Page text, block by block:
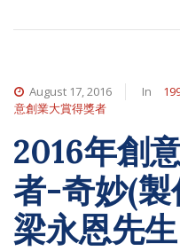
August 17, 2016 In
意創業大賞得獎者
2016年創
者-奇妙(製
梁永恩先生